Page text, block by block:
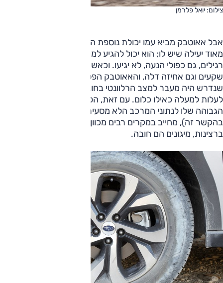
צילום: יואל פלרמן
אבל אאוטבק מביא עמו יכולת נוספת הודות לאותה הנעה כפולה
מאוד יעילה שיש לו; הוא יכול להגיע למקומות לשם רכבי פנאי
רגילים, גם כפולי הנעה, לא יגיעו. וכאשר טיפסנו בשביל עם הרבה
שקעים וגם אחיזה דלה, והאאוטבק הפסיק להתקדם — כל
שנדרש היה מעבר למצב הרלוונטי בחוגה, והנה הוא ממשיך
לעלות למעלה כאילו כלום. עם זאת, הפער בין יכולת התנועה
הגבוהה שלו לנתוני המרכב הלא מסעירים (פורסטר טוב ממנו
בהקשר זה), מחייב במקרים רבים מכוון; אם אתם מטיילים
ברצינות, מיגונים הם חובה.